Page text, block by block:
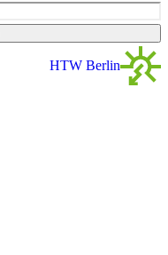
HTW Berlin